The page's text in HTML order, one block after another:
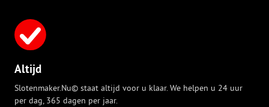
Altijd
Slotenmaker.Nu© staat altijd voor u klaar. We helpen u 24 uur
per dag, 365 dagen per jaar.